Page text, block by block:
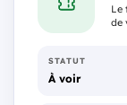
Le
de
STATUT
À voir